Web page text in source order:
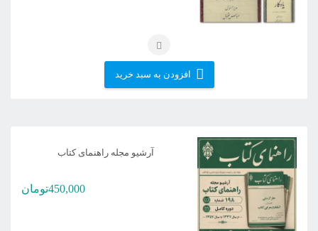
افزودن به سبد خرید
آرشیو مجله راهنمای کتاب
450,000تومان